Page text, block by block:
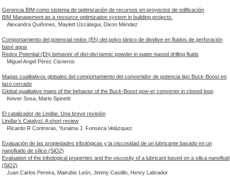
Gerencia BIM como sistema de optimización de recursos en proyectos de edificación
BIM Management as a resource optimization system in building projects.
Alexandra Quiñones, Maylett Uzcátegui, Dixon Méndez
Comportamiento del potencial redox (Eh) del polvo tánico de dividive en fluidos de perforación
base agua
Redox Potential (Eh) behavior of divi-divi tannic powder in water-based drilling fluids
Miguel Angel Pérez Cisneros
Mapas cualitativos globales del comportamiento del convertidor de potencia tipo Buck-Boost en
lazo cerrado
Global qualitative maps of the behavior of the Buck-Boost pow-er converter in closed loop
Keiver Sosa, Mario Spinetti
El catalizador de Lindlar. Una breve revisión
Lindlar’s Catalyst. A short review
Ricardo R Contreras, Yuraima J. Fonseca Velázquez
Evaluación de las propiedades tribológicas y la viscosidad de un lubricante basado en un
nanofluido de sílice (SiO2)
Evaluation of the tribological properties and the viscosity of a lubricant based on a silica nanofluid
(SiO2)
Juan Carlos Pereira, Mairubis León, Jimmy Castillo, Henry Labrador